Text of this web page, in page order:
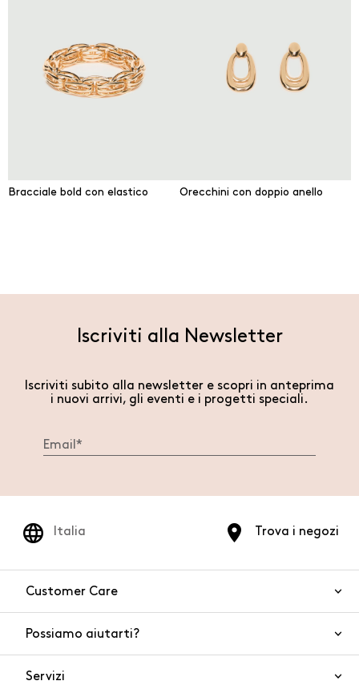
Bracciale bold con elastico Orecchini con doppio anello
Iscriviti alla Newsletter
Iscriviti subito alla newsletter e scopri in anteprima
i nuovi arrivi, gli eventi e i progetti speciali.
Trova i negozi
Italia
Customer Care
Possiamo aiutarti?
Servizi